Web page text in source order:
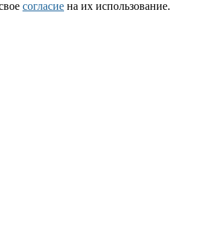
согласие на их использование.